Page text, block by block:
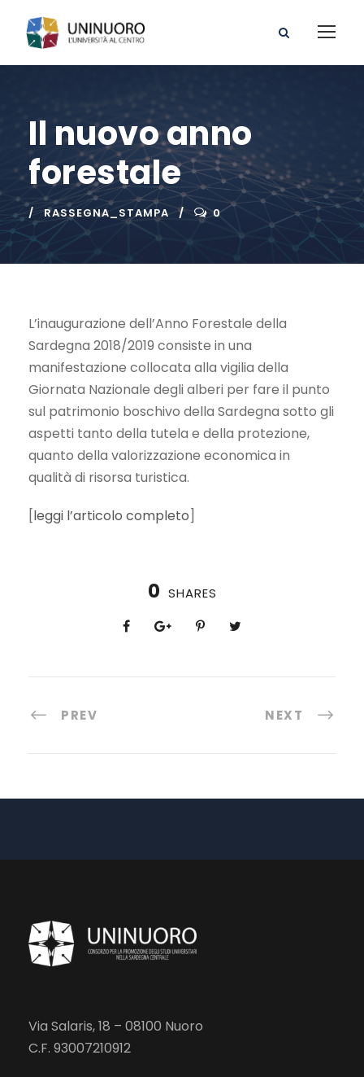
Il nuovo anno
forestale
RASSEGNA_STAMPA 0
L’inaugurazione dell’Anno Forestale della
Sardegna 2018/2019 consiste in una
manifestazione collocata alla vigilia della
Giornata Nazionale degli alberi per fare il punto
sul patrimonio boschivo della Sardegna sotto gli
aspetti tanto della tutela e della protezione,
quanto della valorizzazione economica in
qualità di risorsa turistica.
[leggi l’articolo completo]
0 SHARES
PREV NEXT
Via Salaris, 18 – 08100 Nuoro
C.F. 93007210912